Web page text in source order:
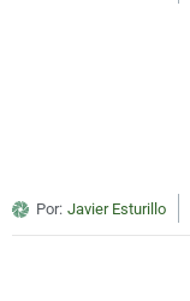
Por: Javier Esturillo